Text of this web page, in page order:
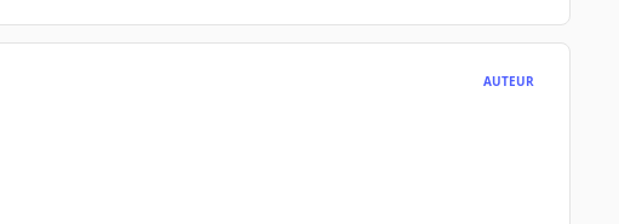
AUTEUR